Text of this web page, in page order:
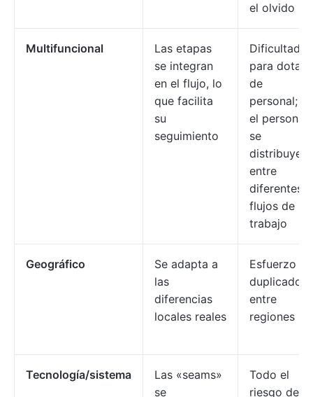
el olvido
Multifuncional
Las etapas
se integran
en el flujo, lo
que facilita
su
seguimiento
Dificultad
para dotar
de
personal;
el personal
se
distribuye
entre
diferentes
flujos de
trabajo
Geográfico
Se adapta a
las
diferencias
locales reales
Esfuerzo
duplicado
entre
regiones
Tecnología/sistema
Las «seams»
se
Todo el
riesgo de